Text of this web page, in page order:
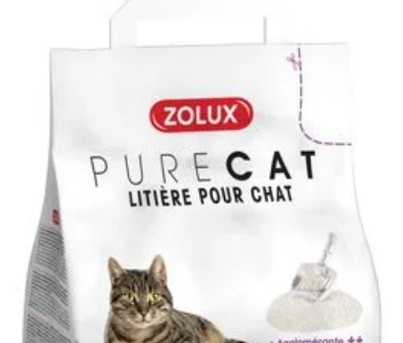
Dárkové poukazy
(Po–Pá, 9–19h; So–Ne, 9–14h)
info@veterix.cz
E-shop Veterix
777 319 517
eshop@veterix.cz